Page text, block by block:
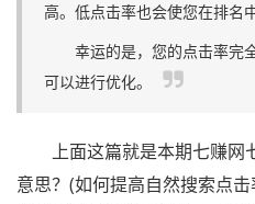
高。低点击率也会使您在排名
幸运的是，您的点击率完
可以进行优化。
上面这篇就是本期七赚网
意思？(如何提高自然搜索点